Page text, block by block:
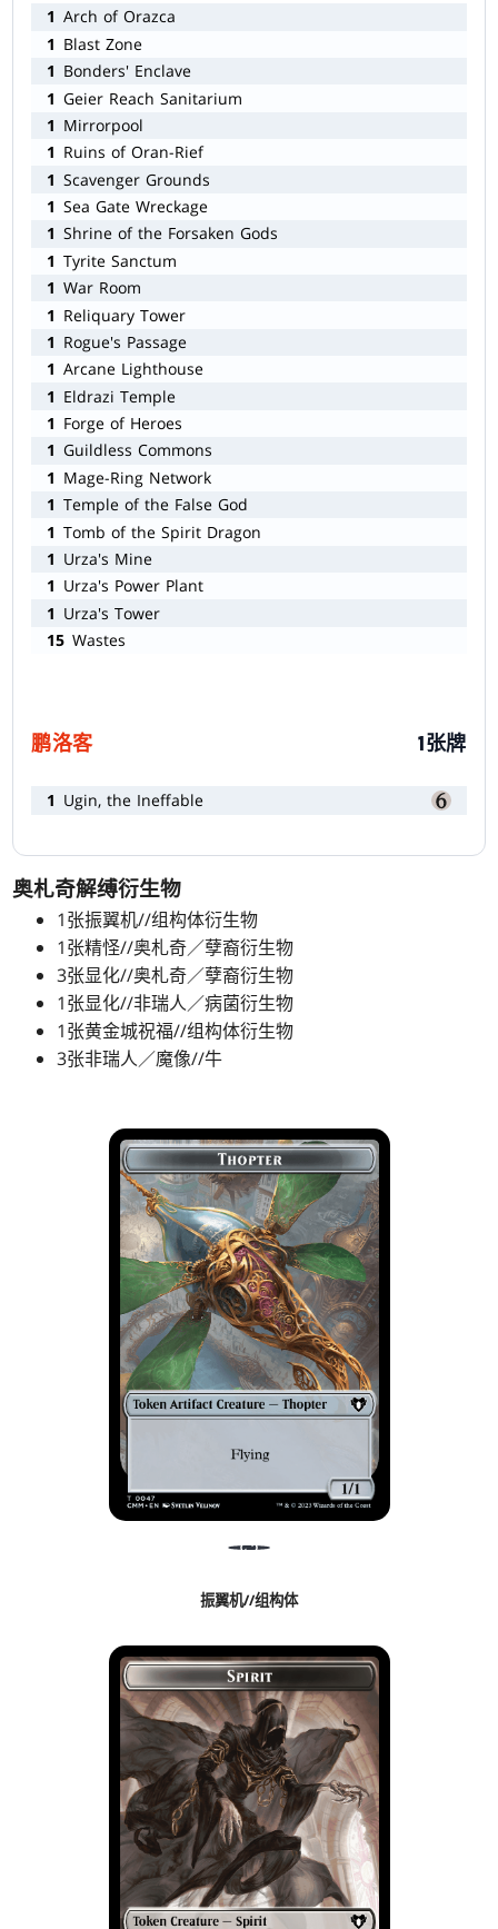
1 Arch of Orazca
1 Blast Zone
1 Bonders' Enclave
1 Geier Reach Sanitarium
1 Mirrorpool
1 Ruins of Oran-Rief
1 Scavenger Grounds
1 Sea Gate Wreckage
1 Shrine of the Forsaken Gods
1 Tyrite Sanctum
1 War Room
1 Reliquary Tower
1 Rogue's Passage
1 Arcane Lighthouse
1 Eldrazi Temple
1 Forge of Heroes
1 Guildless Commons
1 Mage-Ring Network
1 Temple of the False God
1 Tomb of the Spirit Dragon
1 Urza's Mine
1 Urza's Power Plant
1 Urza's Tower
15 Wastes
鹏洛客 1张牌
1 Ugin, the Ineffable
奥札奇解缚衍生物
1张振翼机//组构体衍生物
1张精怪//奥札奇／孽裔衍生物
3张显化//奥札奇／孽裔衍生物
1张显化//非瑞人／病菌衍生物
1张黄金城祝福//组构体衍生物
3张非瑞人／魔像//牛
振翼机//组构体